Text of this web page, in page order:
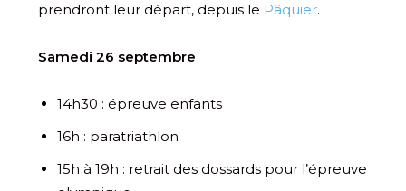
prendront leur départ, depuis le Pâquier.
Samedi 26 septembre
14h30 : épreuve enfants
16h : paratriathlon
15h à 19h : retrait des dossards pour l’épreuve